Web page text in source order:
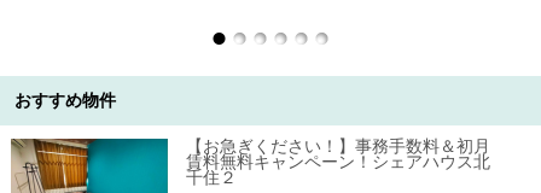
おすすめ物件
【お急ぎください！】事務手数料＆初月
賃料無料キャンペーン！シェアハウス北
千住２